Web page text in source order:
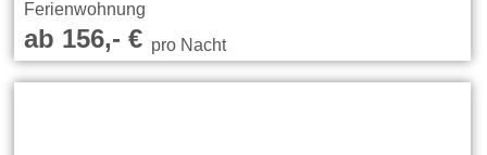
Ferienwohnung
ab 156,- €pro Nacht